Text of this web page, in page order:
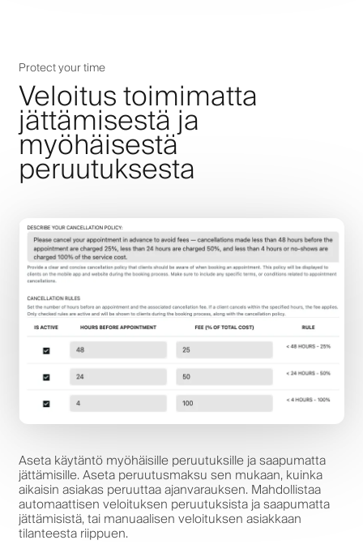
Protect your time
Veloitus toimimatta
jättämisestä ja
myöhäisestä
peruutuksesta
Aseta käytäntö myöhäisille peruutuksille ja saapumatta
jättämisille. Aseta peruutusmaksu sen mukaan, kuinka
aikaisin asiakas peruuttaa ajanvarauksen. Mahdollistaa
automaattisen veloituksen peruutuksista ja saapumatta
jättämisistä, tai manuaalisen veloituksen asiakkaan
tilanteesta riippuen.